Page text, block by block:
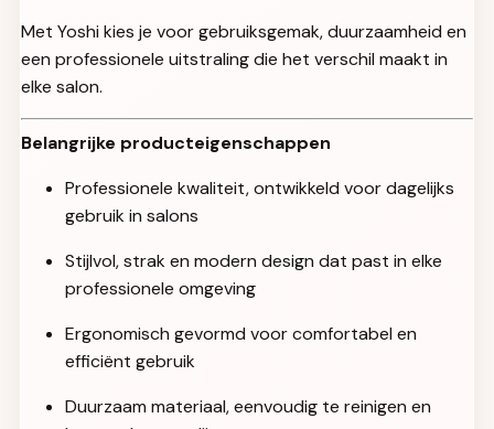
Met Yoshi kies je voor gebruiksgemak, duurzaamheid en
een professionele uitstraling die het verschil maakt in
elke salon.
Belangrijke producteigenschappen
Professionele kwaliteit, ontwikkeld voor dagelijks
gebruik in salons
Stijlvol, strak en modern design dat past in elke
professionele omgeving
Ergonomisch gevormd voor comfortabel en
efficiënt gebruik
Duurzaam materiaal, eenvoudig te reinigen en